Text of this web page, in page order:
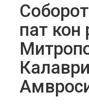
пат кон